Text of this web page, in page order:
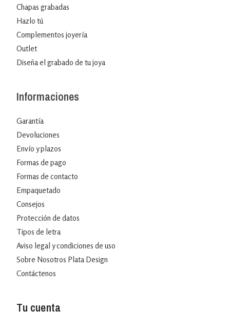
Chapas grabadas
Hazlo tú
Complementos joyería
Outlet
Diseña el grabado de tu joya
Informaciones
Garantía
Devoluciones
Envío y plazos
Formas de pago
Formas de contacto
Empaquetado
Consejos
Protección de datos
Tipos de letra
Aviso legal y condiciones de uso
Sobre Nosotros Plata Design
Contáctenos
Tu cuenta